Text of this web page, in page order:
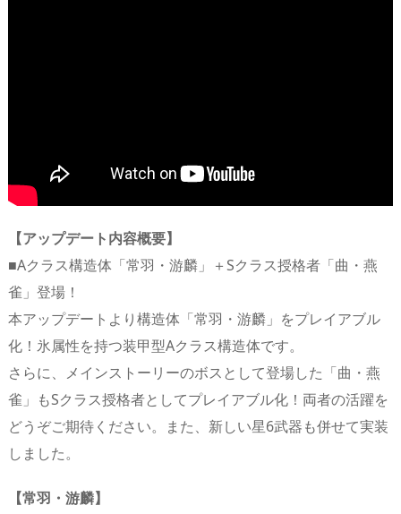
【アップデート内容概要】
■Aクラス構造体「常羽・游麟」＋Sクラス授格者「曲・燕
雀」登場！
本アップデートより構造体「常羽・游麟」をプレイアブル
化！氷属性を持つ装甲型Aクラス構造体です。
さらに、メインストーリーのボスとして登場した「曲・燕
雀」もSクラス授格者としてプレイアブル化！両者の活躍を
どうぞご期待ください。また、新しい星6武器も併せて実装
しました。
【常羽・游麟】